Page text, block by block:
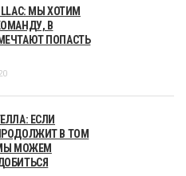
МЫ ХОТИМ
В
ПОПАСТЬ
ЕСЛИ
ПРОДОЛЖИТ В ТОМ
МОЖЕМ